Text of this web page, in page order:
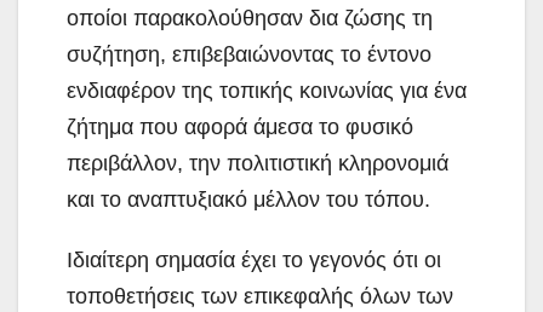
οποίοι παρακολούθησαν δια ζώσης τη
συζήτηση, επιβεβαιώνοντας το έντονο
ενδιαφέρον της τοπικής κοινωνίας για ένα
ζήτημα που αφορά άμεσα το φυσικό
περιβάλλον, την πολιτιστική κληρονομιά
και το αναπτυξιακό μέλλον του τόπου.
Ιδιαίτερη σημασία έχει το γεγονός ότι οι
τοποθετήσεις των επικεφαλής όλων των